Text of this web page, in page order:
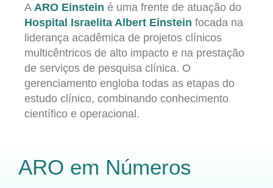
A ARO Einstein é uma frente de atuação do
Hospital Israelita Albert Einstein focada na
liderança acadêmica de projetos clínicos
multicêntricos de alto impacto e na prestação
de serviços de pesquisa clínica. O
gerenciamento engloba todas as etapas do
estudo clínico, combinando conhecimento
científico e operacional.
ARO em Números